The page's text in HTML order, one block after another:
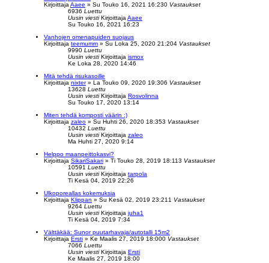
KirjoittajaAaee » Su Touko 16, 2021 16:230 Vastaukset
6936 Luettu
Uusin viesti KirjoittajaAaee
Su Touko 16, 2021 16:23
Vanhojen omenapuiden suojaus
Kirjoittaja teemumm » Su Loka 25, 2020 21:204 Vastaukset
9990 Luettu
Uusin viesti Kirjoittaja ismox
Ke Loka 28, 2020 14:46
Mitä tehdä risukasoille
Kirjoittaja nixter» La Touko 09, 2020 19:306 Vastaukset
13628 Luettu
Uusin viesti Kirjoittaja Rosvolinna
Su Touko 17, 2020 13:14
Miten tehdä komposti väärin :)
Kirjoittaja zaleo » Su Huhti 26, 2020 18:353 Vastaukset
10432 Luettu
Uusin viesti Kirjoittaja zaleo
Ma Huhti 27, 2020 9:14
Helppo maanpeittokasvi?
Kirjoittaja SikariSakari » Ti Touko 28, 2019 18:113 Vastaukset
10591 Luettu
Uusin viesti Kirjoittaja tarpola
Ti Kesä 04, 2019 22:26
Ulkoporeallas kokemuksia
Kirjoittaja Klippan » Su Kesä 02, 2019 23:211 Vastaukset
9264 Luettu
Uusin viesti Kirjoittaja juha1
Ti Kesä 04, 2019 7:34
Välttäkää: Sunor puutarhavaja/autotalli 15m2
Kirjoittaja Ersti » Ke Maalis 27, 2019 18:000 Vastaukset
7066 Luettu
Uusin viesti Kirjoittaja Ersti
Ke Maalis 27, 2019 18:00